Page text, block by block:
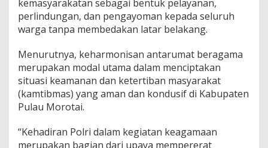
kemasyarakatan sebagai bentuk pelayanan,
perlindungan, dan pengayoman kepada seluruh
warga tanpa membedakan latar belakang.
Menurutnya, keharmonisan antarumat beragama
merupakan modal utama dalam menciptakan
situasi keamanan dan ketertiban masyarakat
(kamtibmas) yang aman dan kondusif di Kabupaten
Pulau Morotai.
“Kehadiran Polri dalam kegiatan keagamaan
merupakan bagian dari upaya mempererat